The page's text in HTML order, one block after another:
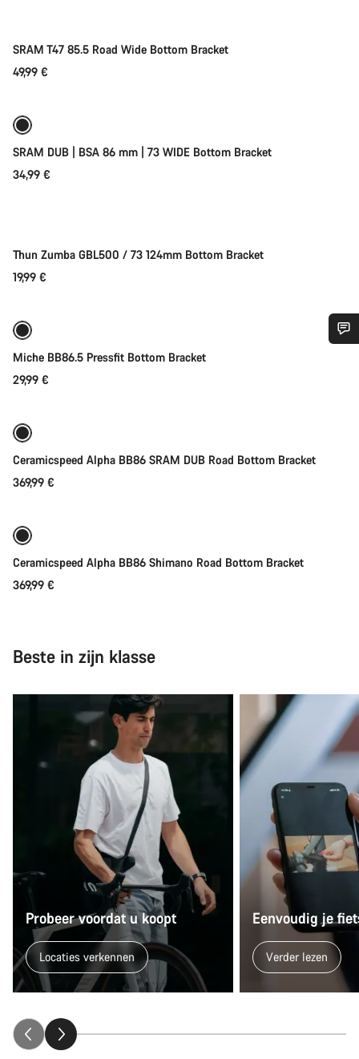
SRAM T47 85.5 Road Wide Bottom Bracket
49,99 €
SRAM DUB | BSA 86 mm | 73 WIDE Bottom Bracket
34,99 €
Thun Zumba GBL500 / 73 124mm Bottom Bracket
19,99 €
Miche BB86.5 Pressfit Bottom Bracket
29,99 €
Ceramicspeed Alpha BB86 SRAM DUB Road Bottom Bracket
369,99 €
Ceramicspeed Alpha BB86 Shimano Road Bottom Bracket
369,99 €
Beste in zijn klasse
Probeer voordat u koopt
Locaties verkennen
Eenvoudig je
Verder lezen
Heb je hulp nodig?
Start Chat